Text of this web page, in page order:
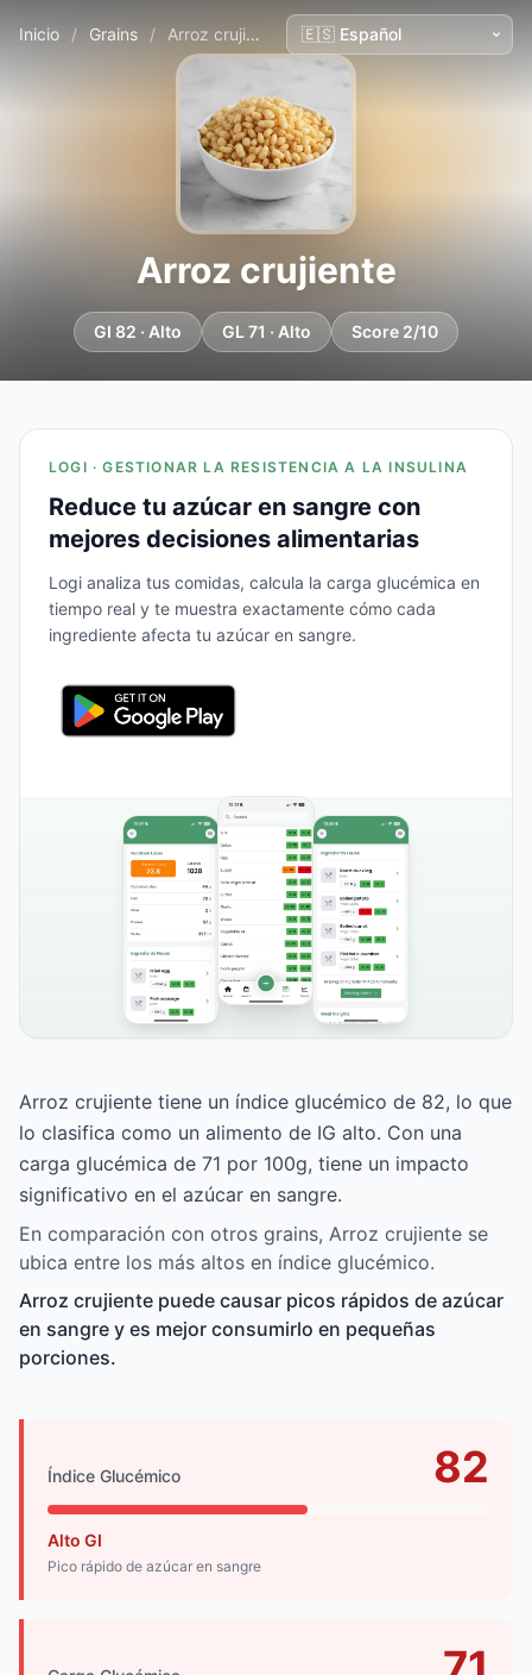
Inicio / Grains / Arroz crujiente
Arroz crujiente
GI 82 · Alto GL 71 · Alto Score 2/10
LOGI · GESTIONAR LA RESISTENCIA A LA INSULINA
Reduce tu azúcar en sangre con
mejores decisiones alimentarias
Logi analiza tus comidas, calcula la carga glucémica en
tiempo real y te muestra exactamente cómo cada
ingrediente afecta tu azúcar en sangre.
Arroz crujiente tiene un índice glucémico de 82, lo que
lo clasifica como un alimento de IG alto. Con una
carga glucémica de 71 por 100g, tiene un impacto
significativo en el azúcar en sangre.
En comparación con otros grains, Arroz crujiente se
ubica entre los más altos en índice glucémico.
Arroz crujiente puede causar picos rápidos de azúcar
en sangre y es mejor consumirlo en pequeñas
porciones.
Índice Glucémico 82
Alto GI
Pico rápido de azúcar en sangre